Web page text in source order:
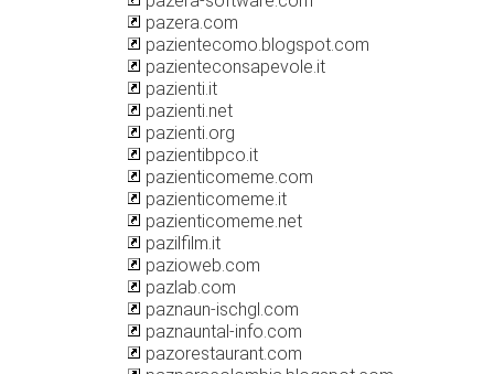
pazera.com
pazientecomo.blogspot.com
pazienteconsapevole.it
pazienti.it
pazienti.net
pazienti.org
pazientibpco.it
pazienticomeme.com
pazienticomeme.it
pazienticomeme.net
pazilfilm.it
pazioweb.com
pazlab.com
paznaun-ischgl.com
paznauntal-info.com
pazorestaurant.com